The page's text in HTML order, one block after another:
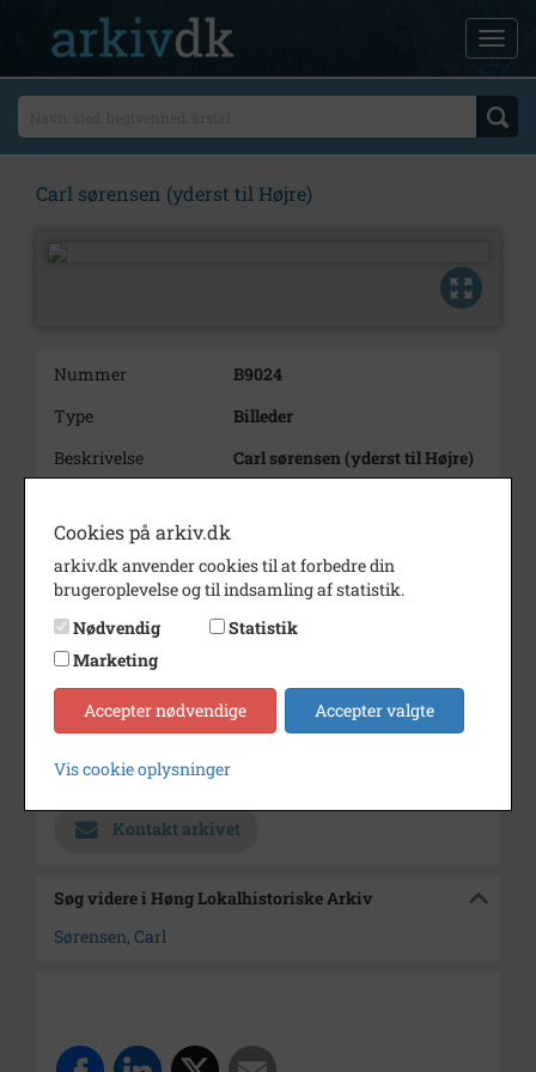
Carl sørensen (yderst til Højre)
Nummer
B9024
Type
Billeder
Beskrivelse
Carl sørensen (yderst til Højre)
Dateringsnote
Fotograf
Ukendt
Se på kort
Type
Enhed
Sæby Sogn (Kalundborg
Kommune) (1000-2050)
Arkiv
Kontakt arkivet
Søg videre i Høng Lokalhistoriske Arkiv
Sørensen, Carl
Cookies på arkiv.dk
arkiv.dk anvender cookies til at forbedre din
brugeroplevelse og til indsamling af statistik.
Nødvendig
Statistik
Marketing
Accepter nødvendige Accepter valgte
Vis cookie oplysninger